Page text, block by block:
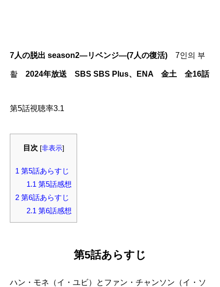
7人の脱出 season2―リベンジ―(7人の復活) 7인의 부
활 2024年放送 SBS SBS Plus、ENA 金土 全16話
第5話視聴率3.1
目次 [非表示]
1 第5話あらすじ
1.1 第5話感想
2 第6話あらすじ
2.1 第6話感想
第5話あらすじ
ハン・モネ（イ・ユビ）とファン・チャンソン（イ・ソ